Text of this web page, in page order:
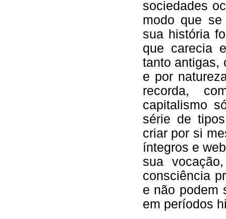
sociedades
modo que
sua história
que carecia
tanto antigas,
e por
recorda,
capitalismo
série de
criar por si
íntegros e
sua
consciência
e não podem
em períodos